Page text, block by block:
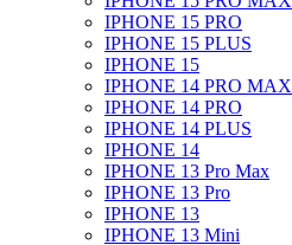
IPHONE 15 PRO
IPHONE 15 PLUS
IPHONE 15
IPHONE 14 PRO MAX
IPHONE 14 PRO
IPHONE 14 PLUS
IPHONE 14
IPHONE 13 Pro Max
IPHONE 13 Pro
IPHONE 13
IPHONE 13 Mini